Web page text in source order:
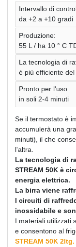
Intervallo di
da +2 a +10 gradi
Produzione:
55 L / ha 10 ° C
La tecnologia di
è più efficiente del
Pronto per l'uso
in soli 2-4 minuti
Se il termostato è
accumulerà una
minuti), il che
l'altra.
La tecnologia di
STREAM 50K è
energia elettrica.
La birra viene
I circuiti di
inossidabile e
I materiali utilizzati
e consentono al
STREAM 50K